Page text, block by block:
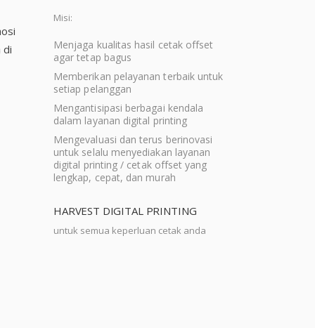
di
Misi:
Menjaga kualitas hasil cetak offset
agar tetap bagus
Memberikan pelayanan terbaik untuk
setiap pelanggan
Mengantisipasi berbagai kendala
dalam layanan digital printing
Mengevaluasi dan terus berinovasi
untuk selalu menyediakan layanan
digital printing / cetak offset yang
lengkap, cepat, dan murah
HARVEST DIGITAL PRINTING
untuk semua keperluan cetak anda